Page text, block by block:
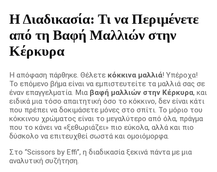
Η Διαδικασία: Τι να Περιμένετε
από τη Βαφή Μαλλιών στην
Κέρκυρα
Η απόφαση πάρθηκε. Θέλετε κόκκινα μαλλιά! Υπέροχα!
Το επόμενο βήμα είναι να εμπιστευτείτε τα μαλλιά σας σε
έναν επαγγελματία. Μια βαφή μαλλιών στην Κέρκυρα, και
ειδικά μια τόσο απαιτητική όσο το κόκκινο, δεν είναι κάτι
που πρέπει να δοκιμάσετε μόνες στο σπίτι. Το μόριο του
κόκκινου χρώματος είναι το μεγαλύτερο από όλα, πράγμα
που το κάνει να «ξεθωριάζει» πιο εύκολα, αλλά και πιο
δύσκολο να επιτευχθεί σωστά και ομοιόμορφα.
Στο “Scissors by Effi”, η διαδικασία ξεκινά πάντα με μια
αναλυτική συζήτηση.